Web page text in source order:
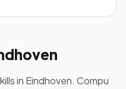
in Eindhoven. Compu